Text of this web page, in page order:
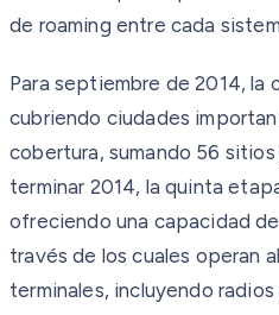
de roaming entre cada
Para septiembre de 2014,
cubriendo ciudades
cobertura, sumando 56
terminar 2014, la quinta
ofreciendo una capacidad
través de los cuales operan
terminales, incluyendo